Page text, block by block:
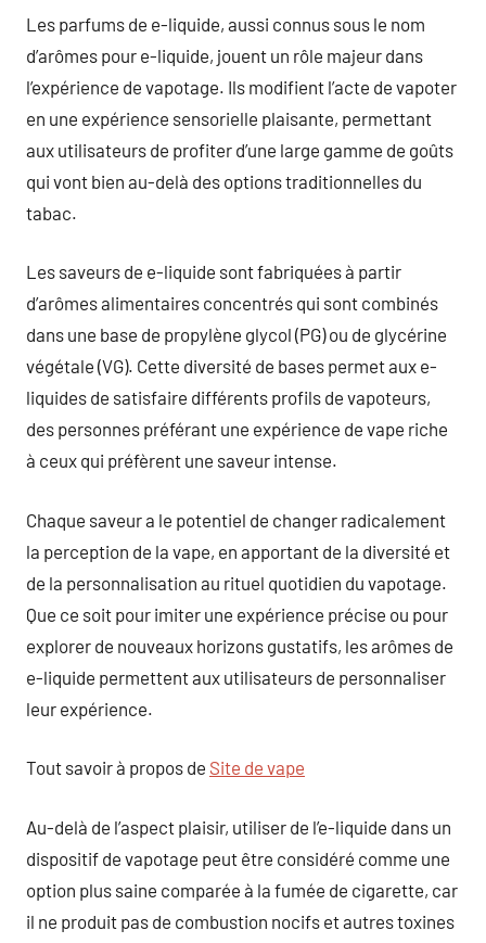
Les parfums de e-liquide, aussi connus sous le nom
d’arômes pour e-liquide, jouent un rôle majeur dans
l’expérience de vapotage. Ils modifient l’acte de vapoter
en une expérience sensorielle plaisante, permettant
aux utilisateurs de profiter d’une large gamme de goûts
qui vont bien au-delà des options traditionnelles du
tabac.
Les saveurs de e-liquide sont fabriquées à partir
d’arômes alimentaires concentrés qui sont combinés
dans une base de propylène glycol (PG) ou de glycérine
végétale (VG). Cette diversité de bases permet aux e-
liquides de satisfaire différents profils de vapoteurs,
des personnes préférant une expérience de vape riche
à ceux qui préfèrent une saveur intense.
Chaque saveur a le potentiel de changer radicalement
la perception de la vape, en apportant de la diversité et
de la personnalisation au rituel quotidien du vapotage.
Que ce soit pour imiter une expérience précise ou pour
explorer de nouveaux horizons gustatifs, les arômes de
e-liquide permettent aux utilisateurs de personnaliser
leur expérience.
Tout savoir à propos de Site de vape
Au-delà de l’aspect plaisir, utiliser de l’e-liquide dans un
dispositif de vapotage peut être considéré comme une
option plus saine comparée à la fumée de cigarette, car
il ne produit pas de combustion nocifs et autres toxines